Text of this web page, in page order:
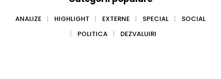
ANALIZE HIGHLIGHT EXTERNE SPECIAL
SOCIAL
POLITICA
DEZVALUIRI